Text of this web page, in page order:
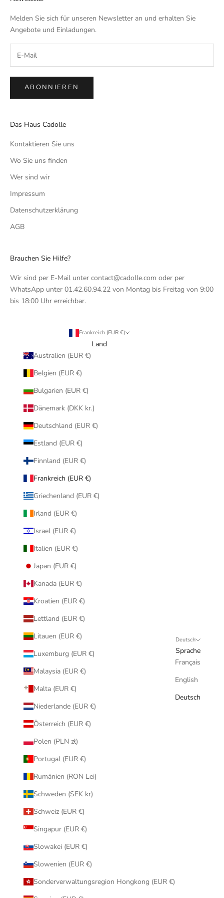
Melden Sie sich für unseren Newsletter an und erhalten Sie
Angebote und Einladungen.
ABONNIEREN
Das Haus Cadolle
Kontaktieren Sie uns
Wo Sie uns finden
Wer sind wir
Impressum
Datenschutzerklärung
AGB
Brauchen Sie Hilfe?
Wir sind per E-Mail unter contact@cadolle.com oder per
WhatsApp unter 01.42.60.94.22 von Montag bis Freitag von 9:00
bis 18:00 Uhr erreichbar.
Frankreich (EUR €)
Land
Australien (EUR €)
Belgien (EUR €)
Bulgarien (EUR €)
Dänemark (DKK kr.)
Deutschland (EUR €)
Estland (EUR €)
Finnland (EUR €)
Frankreich (EUR €)
Griechenland (EUR €)
Irland (EUR €)
Israel (EUR €)
Italien (EUR €)
Japan (EUR €)
Kanada (EUR €)
Kroatien (EUR €)
Lettland (EUR €)
Litauen (EUR €)
Luxemburg (EUR €)
Malaysia (EUR €)
Malta (EUR €)
Niederlande (EUR €)
Österreich (EUR €)
Polen (PLN zł)
Portugal (EUR €)
Rumänien (RON Lei)
Schweden (SEK kr)
Schweiz (EUR €)
Singapur (EUR €)
Slowakei (EUR €)
Slowenien (EUR €)
Sonderverwaltungsregion Hongkong (EUR €)
Deutsch
Sprache
Français
English
Deutsch